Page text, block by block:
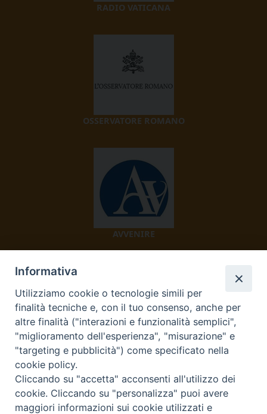
RADIO VATICANA
OSSERVATORE ROMANO
AVVENIRE
TV 2000
Diocesi di Ivrea
Informativa
Utilizziamo cookie o tecnologie simili per
finalità tecniche e, con il tuo consenso, anche per
altre finalità ("interazioni e funzionalità semplici",
"miglioramento dell'esperienza", "misurazione" e
"targeting e pubblicità") come specificato nella
cookie policy.
Cliccando su "accetta" acconsenti all'utilizzo dei
cookie. Cliccando su "personalizza" puoi avere
maggiori informazioni sui cookie utilizzati e